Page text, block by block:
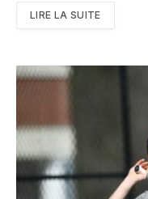
LIRE LA SUITE